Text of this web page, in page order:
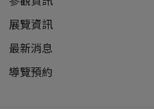
展覽資訊
最新消息
導覽預約